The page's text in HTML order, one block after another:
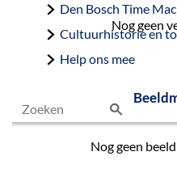
Den Bosch Time
Cultuurhistorie en
Help ons mee
o
Nog geen
Nog geen